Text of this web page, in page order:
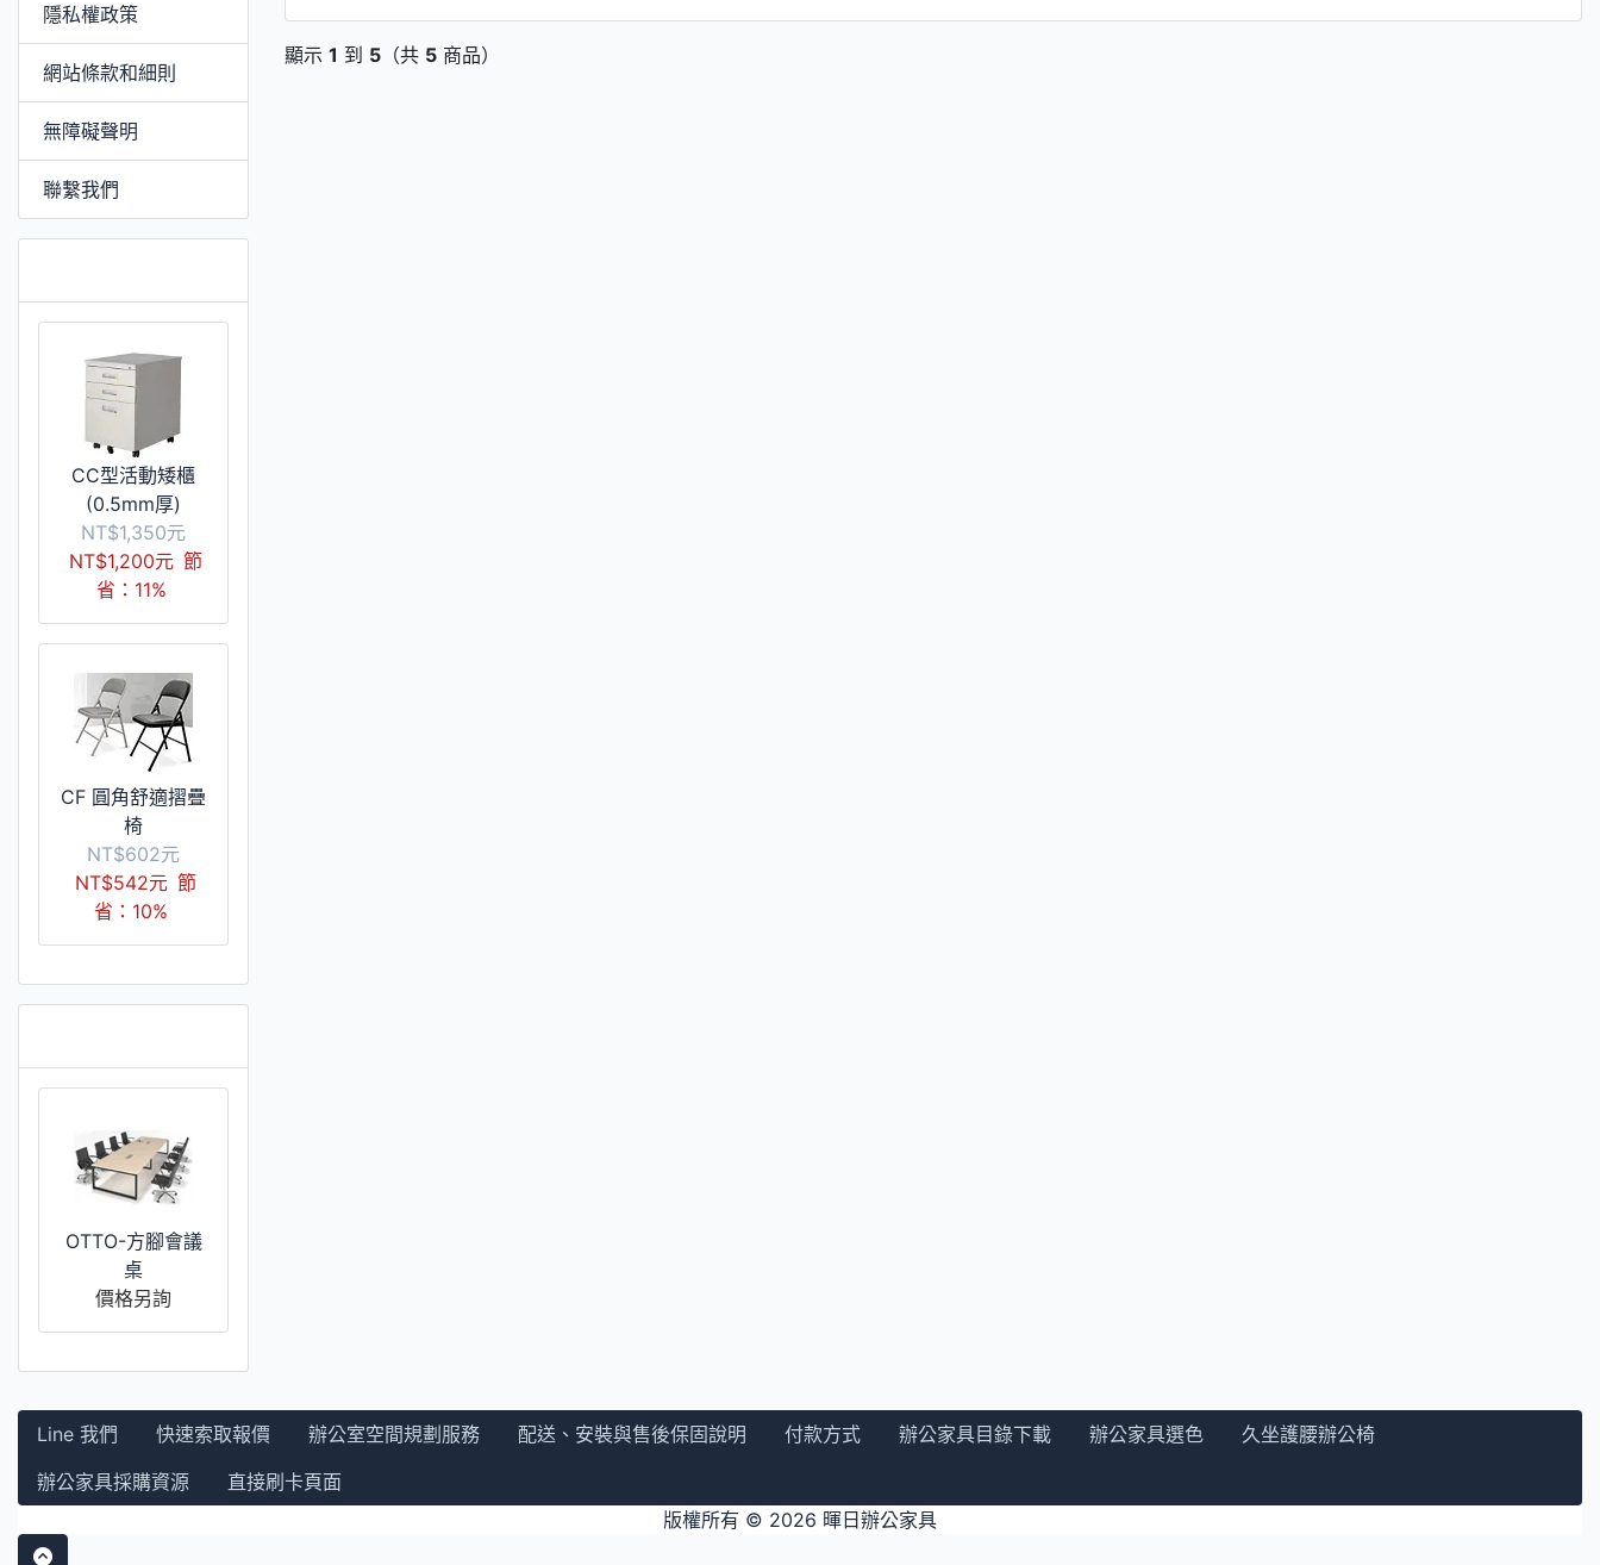
隱私權政策
網站條款和細則
無障礙聲明
聯繫我們
CC型活動矮櫃
(0.5mm厚)
NT$1,350元
NT$1,200元 節
省：11%
CF 圓角舒適摺疊
椅
NT$602元
NT$542元 節
省：10%
OTTO-方腳會議
桌
價格另詢
顯示 1 到 5 （共 5 商品）
Line 我們 快速索取報價 辦公室空間規劃服務 配送、安裝與售後保固說明 付款方式 辦公家具目錄下載 辦公家具選色
久坐護腰辦公椅
辦公家具採購資源
直接刷卡頁面
版權所有 © 2026 暉日辦公家具